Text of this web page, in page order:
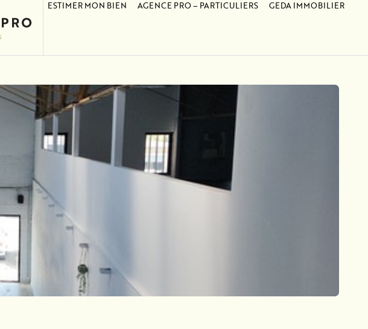
ESTIMER MON BIEN AGENCE PRO – PARTICULIERS GEDA IMMOBILIER